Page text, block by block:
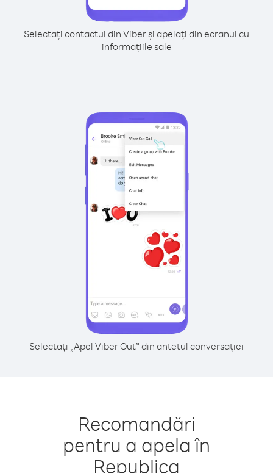
Selectați contactul din Viber și apelați din ecranul cu
informațiile sale
Selectați „Apel Viber Out” din antetul conversației
Recomandări
pentru a apela în
Republica